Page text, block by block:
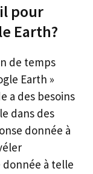
pour
Earth?
de temps
Earth »
a des besoins
dans des
donnée à
à telle